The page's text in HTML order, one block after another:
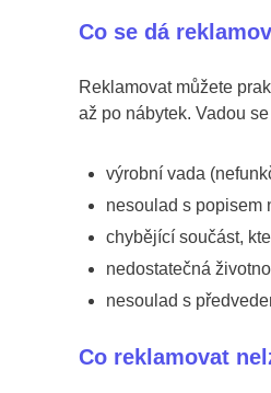
Co se dá
Reklamovat můžete
až po nábytek. Vadou
výrobní vada
nesoulad s popisem
chybějící součást,
nedostatečná
nesoulad s
Co reklamovat